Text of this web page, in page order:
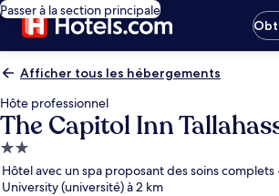
Passer à la section principale
Afficher tous les hébergements
Hôte professionnel
The Capitol Inn
Hébergement
2.0 étoiles
Hôtel avec un spa proposant des soins complets
University (université) à 2 km